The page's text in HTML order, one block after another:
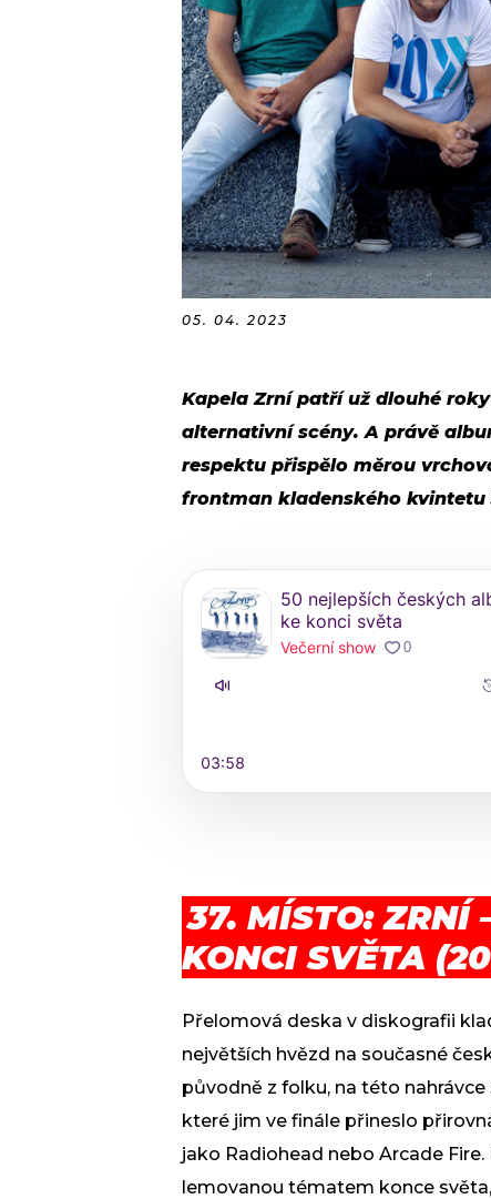
05. 04. 2023
Kapela Zrní patří už dlouhé
alternativní scény. A právě
respektu přispělo měrou
frontman kladenského kvintetu
37. MÍSTO: ZRNÍ
KONCI SVĚTA
Přelomová deska v diskografii
největších hvězd na současné
původně z folku, na této
které jim ve finále přineslo
jako Radiohead nebo Arcade
lemovanou tématem konce